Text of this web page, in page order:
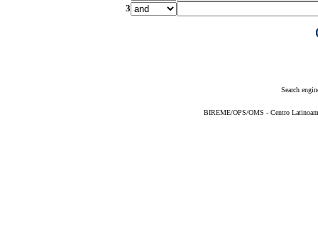
3
Search
BIREME/OPS/OMS - Centro